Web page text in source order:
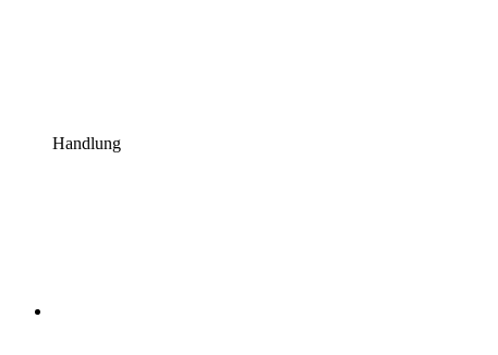
Handlung